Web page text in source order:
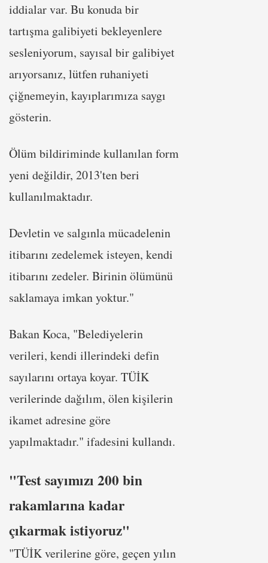
iddialar var. Bu konuda bir
tartışma galibiyeti bekleyenlere
sesleniyorum, sayısal bir galibiyet
arıyorsanız, lütfen ruhaniyeti
çiğnemeyin, kayıplarımıza saygı
gösterin.
Ölüm bildiriminde kullanılan form
yeni değildir, 2013'ten beri
kullanılmaktadır.
Devletin ve salgınla mücadelenin
itibarını zedelemek isteyen, kendi
itibarını zedeler. Birinin ölümünü
saklamaya imkan yoktur."
Bakan Koca, "Belediyelerin
verileri, kendi illerindeki defin
sayılarını ortaya koyar. TÜİK
verilerinde dağılım, ölen kişilerin
ikamet adresine göre
yapılmaktadır." ifadesini kullandı.
"Test sayımızı 200 bin
rakamlarına kadar
çıkarmak istiyoruz"
"TÜİK verilerine göre, geçen yılın